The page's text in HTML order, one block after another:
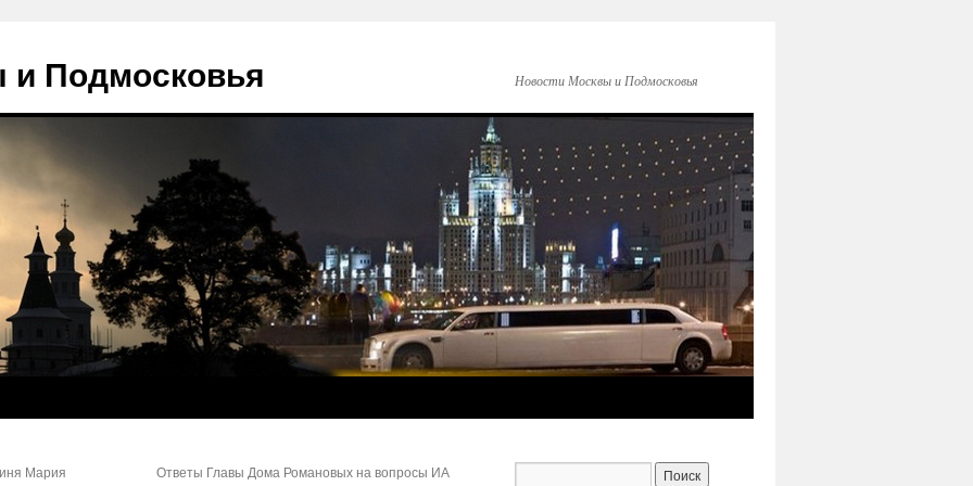
Подмосковья Новости Москвы и Подмосковья
Мария
Ответы Главы Дома Романовых на вопросы ИА